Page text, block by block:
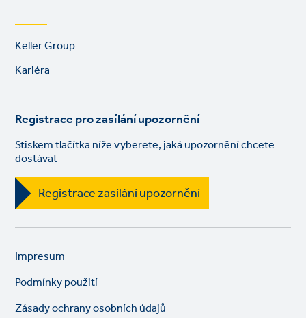
Footer
Keller Group
Kariéra
Registrace pro zasílání upozornění
Stiskem tlačítka níže vyberete, jaká upozornění chcete
dostávat
Registrace zasílání upozornění
Legal
links
Impresum
Podmínky použití
Zásady ochrany osobních údajů